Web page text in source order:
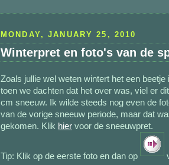
MONDAY, JANUARY 25, 2010
Winterpret en foto's van de
Zoals jullie wel weten wintert het een beetje
toen we dachten dat het over was, viel er
cm sneeuw. Ik wilde steeds nog even de
van de vorige sneeuw periode, maar dat
gekomen. Klik hier voor de sneeuwpret.
Tip: Klik op de eerste foto en dan op